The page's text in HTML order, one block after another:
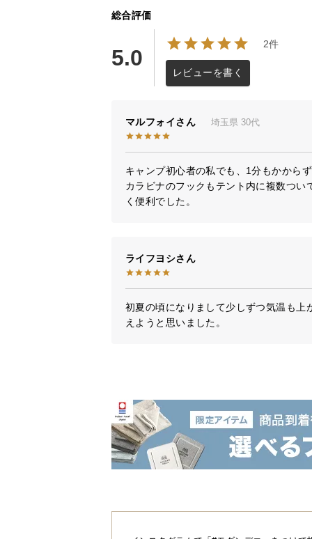
総合評価
5.0
2件
レビューを書く
マルフォイ 埼玉県 30代
キャンプ初心者の私でも、1分もかから
カラビナのフックもテント内に複数つ
く便利でした。
ライフヨシ
初夏の頃になりまして少しずつ気温も
えようと思いました。